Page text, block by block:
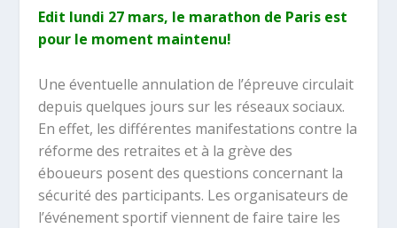
Edit lundi 27 mars, le marathon de Paris est
pour le moment maintenu!
Une éventuelle annulation de l’épreuve circulait
depuis quelques jours sur les réseaux sociaux.
En effet, les différentes manifestations contre la
réforme des retraites et à la grève des
éboueurs posent des questions concernant la
sécurité des participants. Les organisateurs de
l’événement sportif viennent de faire taire les